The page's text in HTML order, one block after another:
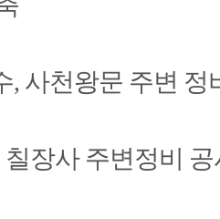
, 사천왕문 주변 정
장사 주변정비 공